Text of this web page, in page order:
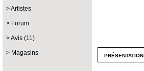
Artistes
Forum
Avis (11)
Magasins présentation